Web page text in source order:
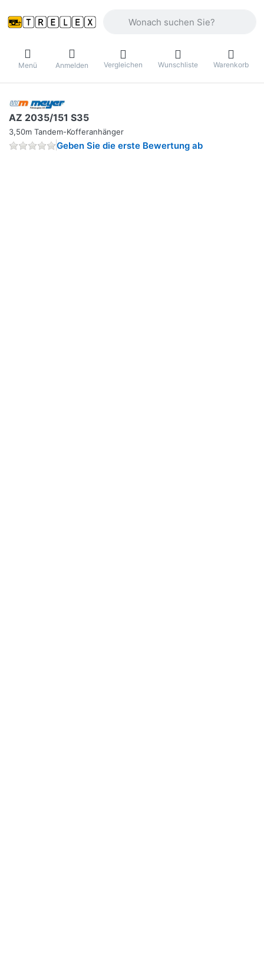
Menü Anmelden Vergleichen Wunschliste Warenkorb
AZ 2035/151 S35
3,50m Tandem-Kofferanhänger
Geben Sie die erste Bewertung ab